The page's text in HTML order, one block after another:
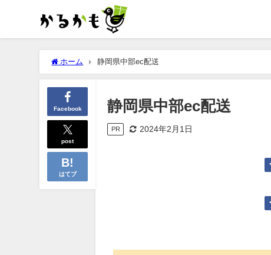
ホーム 静岡県中部ec配送
Facebook
post
はてブ
静岡県中部ec配送
PR 2024年2月1日